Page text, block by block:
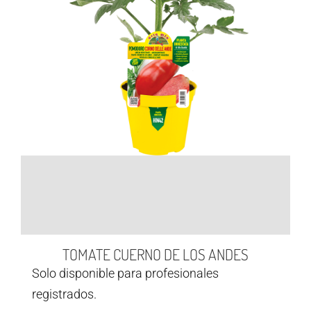
TOMATE CUERNO DE LOS ANDES
Solo disponible para profesionales
registrados.